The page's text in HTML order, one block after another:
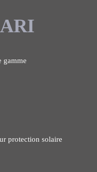
gamme
protection solaire